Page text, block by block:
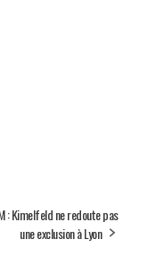
: Kimelfeld ne redoute pas
une exclusion à Lyon